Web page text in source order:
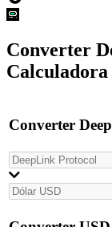
Converter
Converter